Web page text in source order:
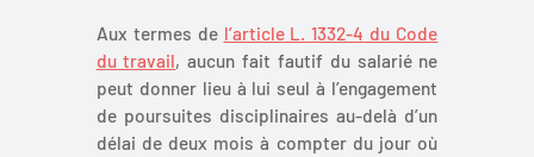
Aux termes de l’article L. 1332-4 du Code
du travail, aucun fait fautif du salarié ne
peut donner lieu à lui seul à l’engagement
de poursuites disciplinaires au-delà d’un
délai de deux mois à compter du jour où